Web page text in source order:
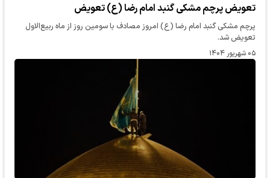
تعویض پرچم مشکی گنبد امام رضا (ع) تعویض
پرچم مشکی گنبد امام رضا (ع) امروز مصادف با سومین روز از ماه ربیع‌الاول
تعویض شد.
۰۵ شهریور ۱۴۰۴